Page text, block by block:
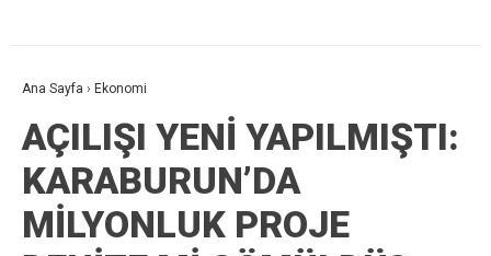
Ana Sayfa › Ekonomi
AÇILIŞI YENİ YAPILMIŞTI:
KARABURUN’DA
MİLYONLUK PROJE